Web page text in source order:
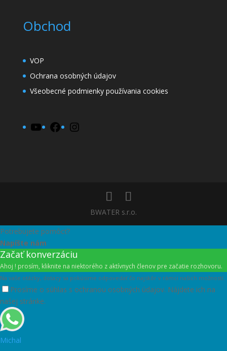
Obchod
VOP
Ochrana osobných údajov
Všeobecné podmienky používania cookies
YouTubeFacebook
BWATER s.r.o.
Potrebujete pomôcť?
Napíšte nám
Začať konverzáciu
Ahoj ! prosím, kliknite na niektorého z aktívnych členov pre začatie rozhovoru.
Na vaše otázky, dotazy sa pokúsime odpovedať čo najskôr v rámci našich možností.
Prosíme o súhlas s ochranou osobných údajov. Nájdete ich na
našej stránke.
Michal